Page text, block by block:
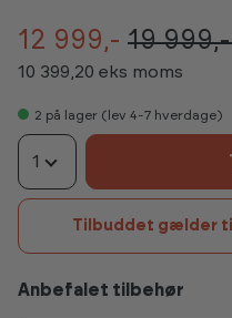
12 999,- 19
10 399,20 eks moms
2 på lager (lev 4-7 hverdage)
1
Tilbuddet gælder
Anbefalet tilbehør